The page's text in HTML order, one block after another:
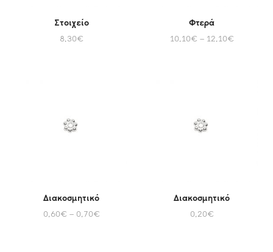
Στοιχείο
8,30€
Φτερά
10,10€ – 12,10€
Διακοσμητικό
0,60€ – 0,70€
Διακοσμητικό
0,20€